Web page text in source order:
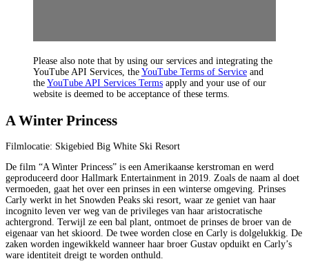
Please also note that by using our services and integrating the
YouTube API Services, the YouTube Terms of Service and
the YouTube API Services Terms apply and your use of our
website is deemed to be acceptance of these terms.
A Winter Princess
Filmlocatie: Skigebied Big White Ski Resort
De film “A Winter Princess” is een Amerikaanse kerstroman en werd
geproduceerd door Hallmark Entertainment in 2019. Zoals de naam al doet
vermoeden, gaat het over een prinses in een winterse omgeving. Prinses
Carly werkt in het Snowden Peaks ski resort, waar ze geniet van haar
incognito leven ver weg van de privileges van haar aristocratische
achtergrond. Terwijl ze een bal plant, ontmoet de prinses de broer van de
eigenaar van het skioord. De twee worden close en Carly is dolgelukkig. De
zaken worden ingewikkeld wanneer haar broer Gustav opduikt en Carly’s
ware identiteit dreigt te worden onthuld.